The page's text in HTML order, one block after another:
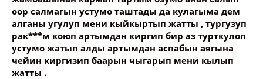
оор салмагын устумо таштады да кулагыма дем
алганы угулуп мени кыйкыртып жатты , тургузуп
рак***м коюп артымдан киргип бир аз турткулоп
устумо жатып алды артымдан аспабын аягына
чейин киргизип баарын чыгарып мени кылып
жатты .